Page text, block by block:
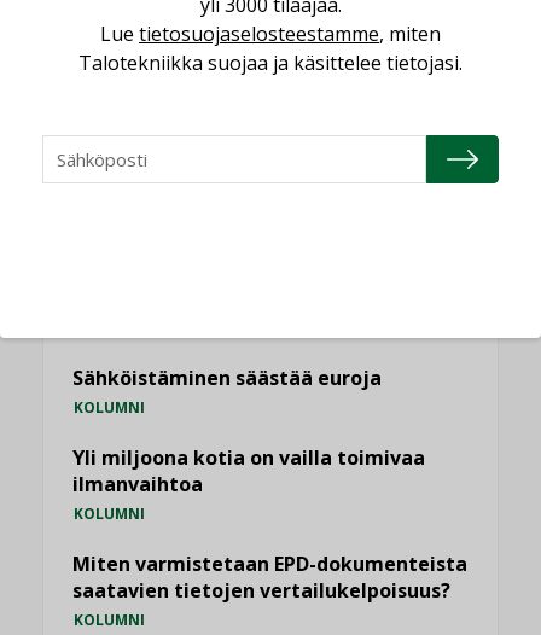
KATSO KAIKKI
Sähköistäminen säästää euroja
KOLUMNI
Yli miljoona kotia on vailla toimivaa
ilmanvaihtoa
KOLUMNI
Miten varmistetaan EPD-dokumenteista
saatavien tietojen vertailukelpoisuus?
KOLUMNI
Lue tietosuojaselosteestamme, miten
Talotekniikka suojaa ja käsittelee tietojasi.